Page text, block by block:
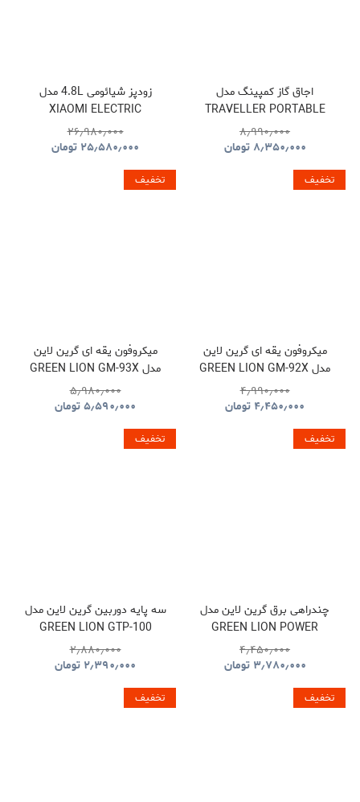
اجاق گاز کمپینگ مدل
TRAVELLER PORTABLE
BBQ HYBQ015
۸٫۹۹۰٫۰۰۰
۸٫۳۵۰٫۰۰۰ تومان
زودپز شیائومی 4.8L مدل
XIAOMI ELECTRIC
PRESSURE COOKER
۲۶٫۹۸۰٫۰۰۰
۲۵٫۵۸۰٫۰۰۰ تومان
تخفیف
میکروفون یقه ای گرین لاین
مدل GREEN LION GM-92X
GNGM92XWMBK
۴٫۹۹۰٫۰۰۰
۴٫۴۵۰٫۰۰۰ تومان
تخفیف
میکروفون یقه ای گرین لاین
مدل GREEN LION GM-93X
GNGM93XMICBK
۵٫۹۸۰٫۰۰۰
۵٫۵۹۰٫۰۰۰تومان
تخفیف
چندراهی برق گرین لاین مدل
GREEN LION POWER
SOCKET GL-PS8A
GNPS7UPDUKBK
۴٫۴۵۰٫۰۰۰
۳٫۷۸۰٫۰۰۰ تومان
تخفیف
سه پایه دوربین گرین لاین مدل
GREEN LION GTP-100
GNTP100TRIBK
۲٫۸۸۰٫۰۰۰
۲٫۳۹۰٫۰۰۰ تومان
تخفیف تخفیف